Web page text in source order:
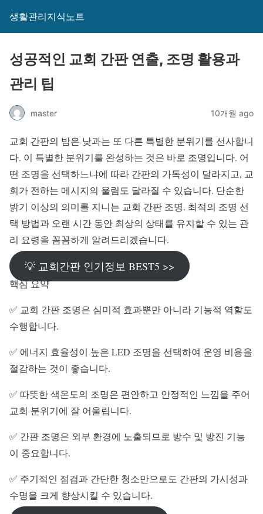
생활관리지식노트
성공적인 교회 간판 연출, 조명 활용과
관리 팁
master 10개월 ago
교회 간판의 밤은 낮과는 또 다른 특별한 분위기를 선사합니
다. 이 특별한 분위기를 완성하는 것은 바로 조명입니다. 어
떤 조명을 선택하느냐에 따라 간판의 가독성이 달라지고, 교
회가 전하는 메시지의 울림도 달라질 수 있습니다. 단순한
밝기 이상의 의미를 지니는 교회 간판 조명. 최적의 조명 선
택 방법과 오랜 시간 동안 최상의 상태를 유지할 수 있는 관
리 요령을 꼼꼼하게 알려드리겠습니다.
💡 교회간판 인기정보 BEST5 >>
핵심 요약
✅ 교회 간판 조명은 심미적 효과뿐만 아니라 기능적 역할도
수행합니다.
✅ 에너지 효율성이 높은 LED 조명을 선택하여 운영 비용을
절감하는 것이 좋습니다.
✅ 따뜻한 색온도의 조명은 편안하고 안정적인 느낌을 주어
교회 분위기에 잘 어울립니다.
✅ 간판 조명은 외부 환경에 노출되므로 방수 및 방진 기능
이 중요합니다.
✅ 주기적인 점검과 간단한 청소만으로도 간판의 가시성과
수명을 크게 향상시킬 수 있습니다.